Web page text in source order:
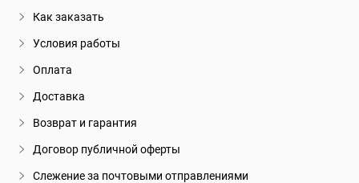
Как заказать
Условия работы
Оплата
Доставка
Возврат и гарантия
Договор публичной оферты
Слежение за почтовыми отправлениями